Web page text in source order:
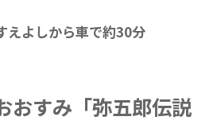
えよしから車で約30分
おすみ「弥五郎伝説